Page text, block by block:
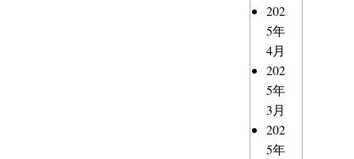
202
5年
4月
202
5年
3月
202
5年